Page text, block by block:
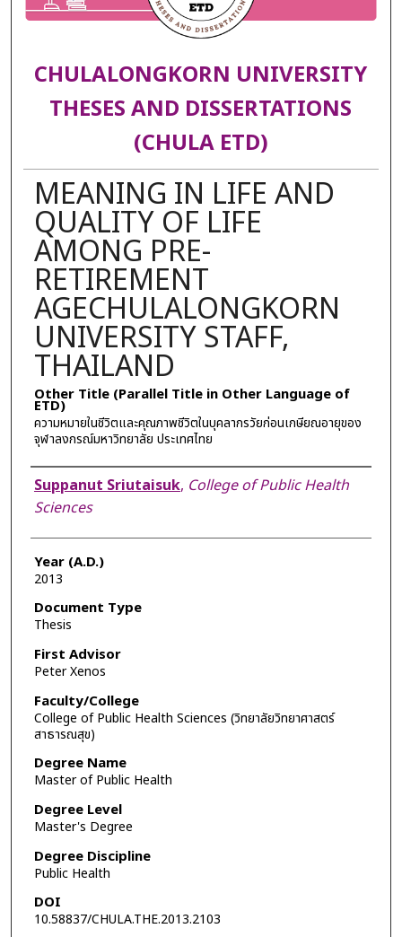
CHULALONGKORN UNIVERSITY
THESES AND DISSERTATIONS
(CHULA ETD)
MEANING IN LIFE AND
QUALITY OF LIFE
AMONG PRE-
RETIREMENT
AGECHULALONGKORN
UNIVERSITY STAFF,
THAILAND
Other Title (Parallel Title in Other Language of
ETD)
ความหมายในชีวิตและคุณภาพชีวิตในบุคลากรวัยก่อนเกษียณอายุของ
จุฬาลงกรณ์มหาวิทยาลัย ประเทศไทย
Author
Suppanut Sriutaisuk, College of Public Health
Sciences
Year (A.D.)
2013
Document Type
Thesis
First Advisor
Peter Xenos
Faculty/College
College of Public Health Sciences (วิทยาลัยวิทยาศาสตร์
สาธารณสุข)
Degree Name
Master of Public Health
Degree Level
Master's Degree
Degree Discipline
Public Health
DOI
10.58837/CHULA.THE.2013.2103